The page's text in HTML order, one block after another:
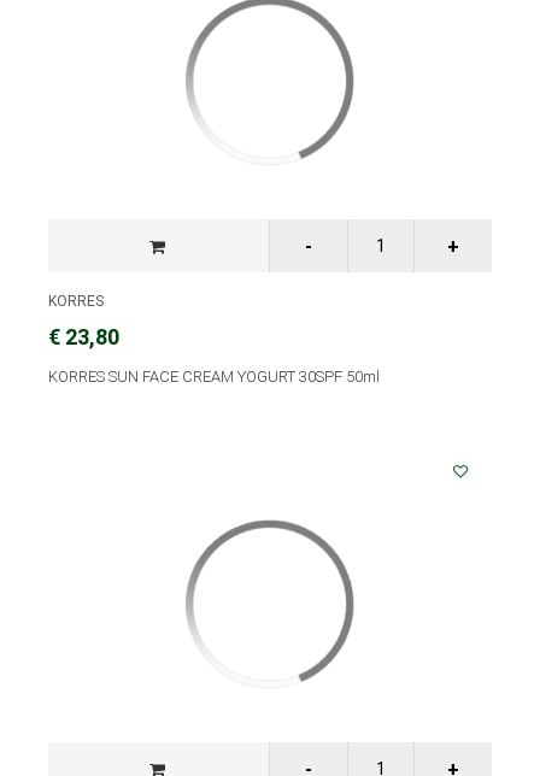
KORRES
€ 23,80
KORRES SUN FACE CREAM YOGURT 30SPF 50ml